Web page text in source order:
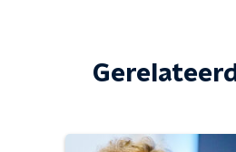
Gerelateerd